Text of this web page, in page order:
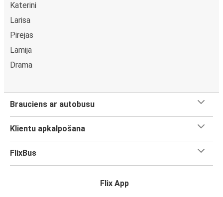
Katerini
Larisa
Pirejas
Lamija
Drama
Brauciens ar autobusu
Klientu apkalpošana
FlixBus
Flix App